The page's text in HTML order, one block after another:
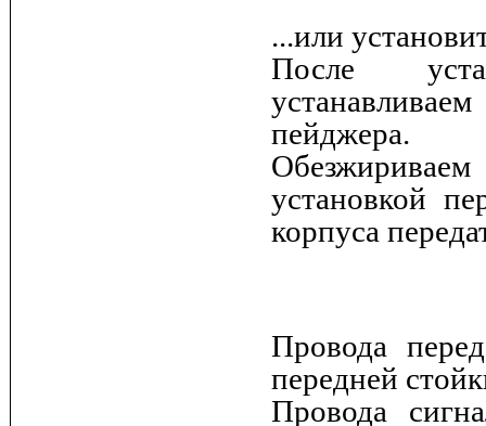
...или
После
пейджера.
установкой
корпуса
Провода
передней
Провода